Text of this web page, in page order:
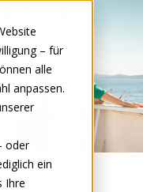
– für
alle
anpassen.
oder
ein
Ihre